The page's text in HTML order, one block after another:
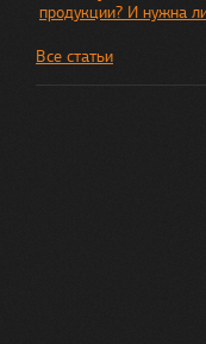
продукции? И нужна
Все статьи